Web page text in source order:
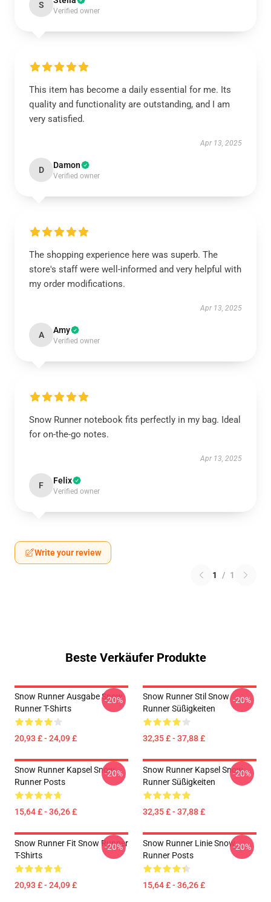
S
Verified owner
This item has become a daily essential for me. Its
quality and functionality are outstanding, and I am
very satisfied.
Apr 13, 2025
D Damon
Verified owner
The shopping experience here was superb. The
store's staff were well-informed and very helpful with
my order modifications.
Apr 13, 2025
A Amy
Verified owner
Snow Runner notebook fits perfectly in my bag. Ideal
for on-the-go notes.
Apr 13, 2025
F Felix
Verified owner
Write your review
1 / 1
Beste Verkäufer Produkte
Snow Runner Ausgabe Snow
Runner T-Shirts
20,93 £ - 24,09 £
-20%
Snow Runner Stil Snow
Runner Süßigkeiten
32,35 £ - 37,88 £
-20%
Snow Runner Kapsel Snow
Runner Posts
15,64 £ - 36,26 £
-20%
Snow Runner Kapsel Snow
Runner Süßigkeiten
32,35 £ - 37,88 £
-20%
Snow Runner Fit Snow Runner
T-Shirts
20,93 £ - 24,09 £
-20%
Snow Runner Linie Snow
Runner Posts
15,64 £ - 36,26 £
-20%